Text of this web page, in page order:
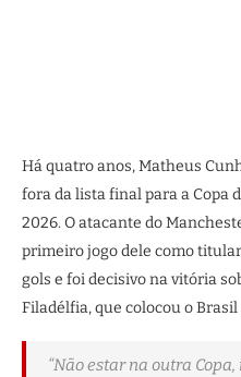
Há quatro anos, Matheus
fora da lista final para a Copa
2026. O atacante do
primeiro jogo dele como
gols e foi decisivo na vitória
Filadélfia, que colocou o
“Não estar na outra